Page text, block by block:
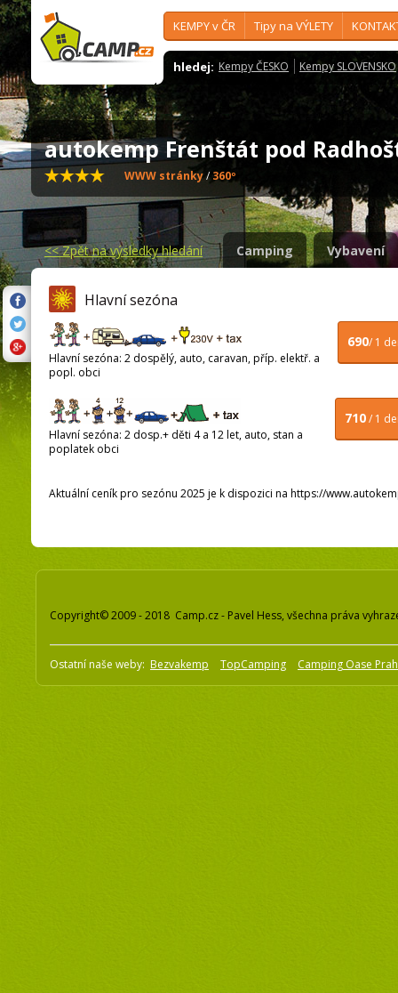
KEMPY v ČR Tipy na VÝLETY
hledej: Kempy ČESKO Kempy SLOVENSKO
autokemp Frenštát pod
WWW stránky/360º
<<Zpět na výsledky hledání Camping Vybavení
Hlavní sezóna
690/ 1
Hlavní sezóna: 2 dospělý, auto, caravan, příp. elektř. a
popl. obci
710/ 1
Hlavní sezóna: 2 dosp.+ děti 4 a 12 let, auto, stan a
poplatek obci
Aktuální ceník pro sezónu 2025 je k dispozici na https://
Copyright© 2009 - 2018 Camp.cz - Pavel Hess, všechna práva
Ostatní naše weby: Bezvakemp TopCamping Camping Oase